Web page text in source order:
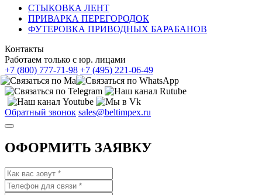
СТЫКОВКА ЛЕНТ
ПРИВАРКА ПЕРЕГОРОДОК
ФУТЕРОВКА ПРИВОДНЫХ БАРАБАНОВ
Контакты
Работаем только с юр. лицами
+7 (800) 777-71-98 +7 (495) 221-06-49
Обратный звонок sales@beltimpex.ru
ОФОРМИТЬ ЗАЯВКУ